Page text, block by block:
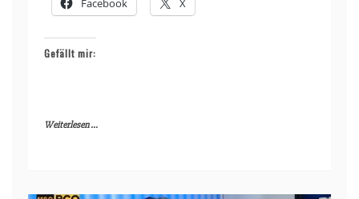
Facebook X
Gefällt mir:
Weiterlesen ...